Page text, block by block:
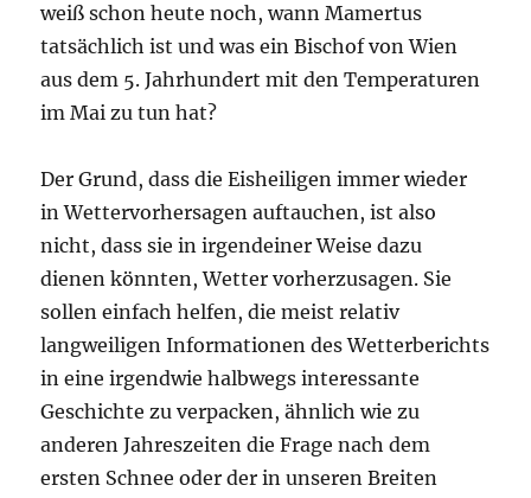
weiß schon heute noch, wann Mamertus
tatsächlich ist und was ein Bischof von Wien
aus dem 5. Jahrhundert mit den Temperaturen
im Mai zu tun hat?
Der Grund, dass die Eisheiligen immer wieder
in Wettervorhersagen auftauchen, ist also
nicht, dass sie in irgendeiner Weise dazu
dienen könnten, Wetter vorherzusagen. Sie
sollen einfach helfen, die meist relativ
langweiligen Informationen des Wetterberichts
in eine irgendwie halbwegs interessante
Geschichte zu verpacken, ähnlich wie zu
anderen Jahreszeiten die Frage nach dem
ersten Schnee oder der in unseren Breiten